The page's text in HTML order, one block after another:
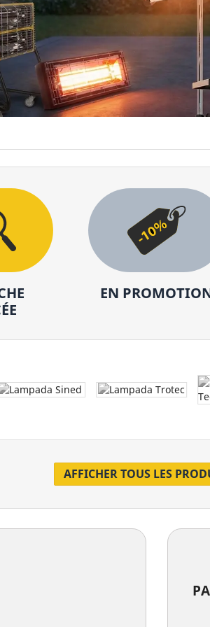
Prix
de 0 à plus de 500 €
ELIMINE LES FILTRES
EN
AFFICHER TOUS LES